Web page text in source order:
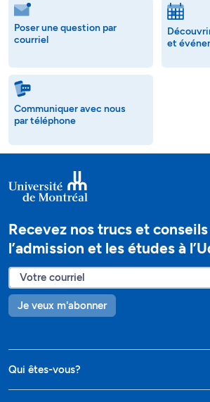
Poser une question par
courriel
et
Communiquer avec nous
par téléphone
Recevez nos trucs et
l’admission et les études à
Je veux m'abonner
Qui êtes-vous?